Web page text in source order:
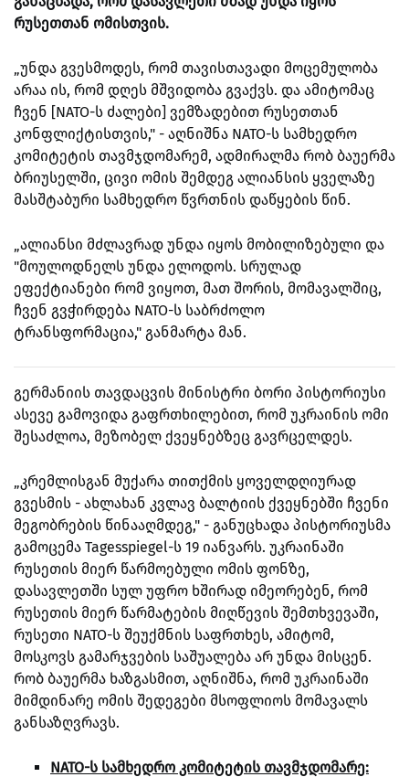
რუსეთთან ომისთვის.
„უნდა გვესმოდეს, რომ თავისთავადი მოცემულობა
არაა ის, რომ დღეს მშვიდობა გვაქვს. და ამიტომაც
ჩვენ [NATO-ს ძალები] ვემზადებით რუსეთთან
კონფლიქტისთვის," - აღნიშნა NATO-ს სამხედრო
კომიტეტის თავმჯდომარემ, ადმირალმა რობ ბაუერმა
ბრიუსელში, ცივი ომის შემდეგ ალიანსის ყველაზე
მასშტაბური სამხედრო წვრთნის დაწყების წინ.
„ალიანსი მძლავრად უნდა იყოს მობილიზებული და
"მოულოდნელს უნდა ელოდოს. სრულად
ეფექტიანები რომ ვიყოთ, მათ შორის, მომავალშიც,
ჩვენ გვჭირდება NATO-ს საბრძოლო
ტრანსფორმაცია," განმარტა მან.
გერმანიის თავდაცვის მინისტრი ბორი პისტორიუსი
ასევე გამოვიდა გაფრთხილებით, რომ უკრაინის ომი
შესაძლოა, მეზობელ ქვეყნებზეც გავრცელდეს.
„კრემლისგან მუქარა თითქმის ყოველდღიურად
გვესმის - ახლახან კვლავ ბალტიის ქვეყნებში ჩვენი
მეგობრების წინააღმდეგ," - განუცხადა პისტორიუსმა
გამოცემა Tagesspiegel-ს 19 იანვარს. უკრაინაში
რუსეთის მიერ წარმოებული ომის ფონზე,
დასავლეთში სულ უფრო ხშირად იმეორებენ, რომ
რუსეთის მიერ წარმატების მიღწევის შემთხვევაში,
რუსეთი NATO-ს შეუქმნის საფრთხეს, ამიტომ,
მოსკოვს გამარჯვების საშუალება არ უნდა მისცენ.
რობ ბაუერმა ხაზგასმით, აღნიშნა, რომ უკრაინაში
მიმდინარე ომის შედეგები მსოფლიოს მომავალს
განსაზღვრავს.
NATO-ს სამხედრო კომიტეტის თავმჯდომარე: